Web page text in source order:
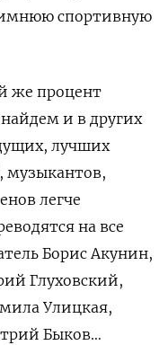
спортивную
же процент
и в других
лучших
музыкантов,
легче
на все
Борис Акунин,
Глуховский,
Улицкая,
Быков…